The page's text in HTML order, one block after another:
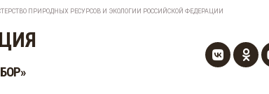
ПРИРОДНЫХ РЕСУРСОВ И ЭКОЛОГИИ РОССИЙСКОЙ ФЕДЕРАЦИИ